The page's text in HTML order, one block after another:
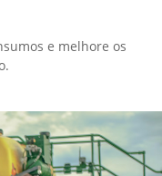
e melhore os